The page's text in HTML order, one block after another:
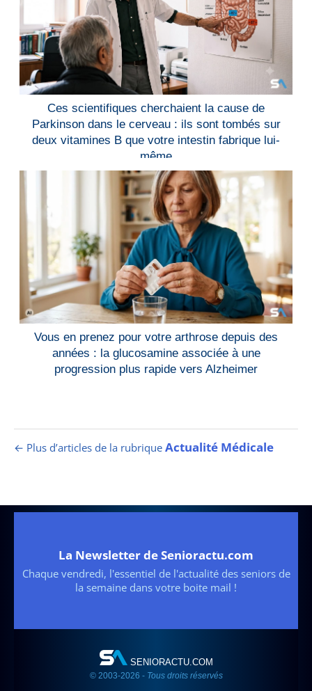
Ces scientifiques cherchaient la cause de
Parkinson dans le cerveau : ils sont tombés sur
deux vitamines B que votre intestin fabrique lui-
même
Vous en prenez pour votre arthrose depuis des
années : la glucosamine associée à une
progression plus rapide vers Alzheimer
← Plus d’articles de la rubrique Actualité Médicale
La Newsletter de Senioractu.com
Chaque vendredi, l'essentiel de l'actualité des seniors de
la semaine dans votre boite mail !
SENIORACTU.COM
© 2003-2026 - Tous droits réservés